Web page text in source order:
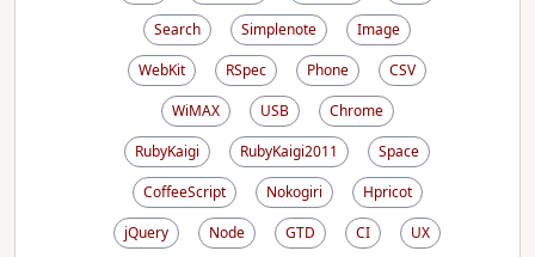
Search
Simplenote
Image
WebKit
RSpec Phone
CSV
WiMAX
USB
Chrome
RubyKaigi
RubyKaigi2011
Space
CoffeeScript
Nokogiri
Hpricot
jQuery
Node GTD CI
UX